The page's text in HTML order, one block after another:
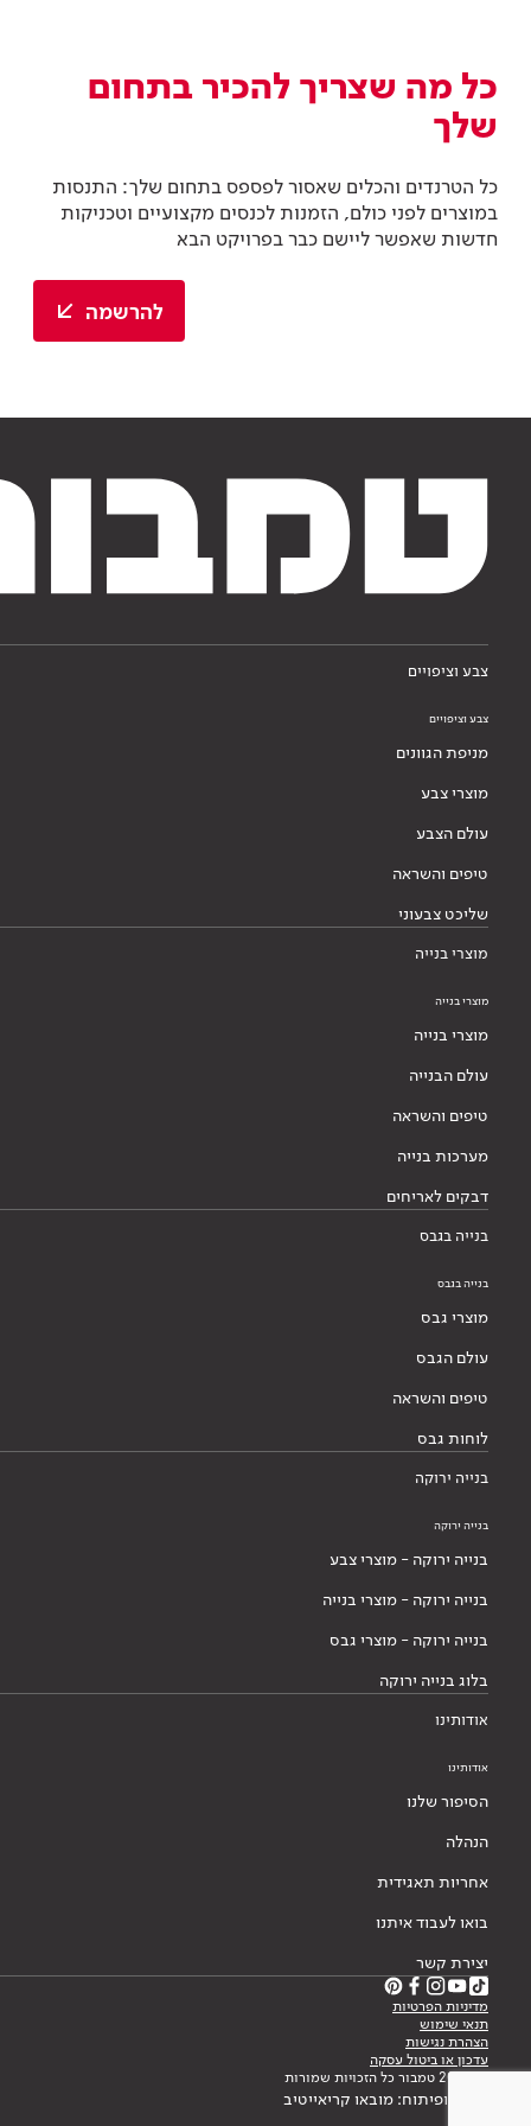
כל מה שצריך להכיר בתחום
שלך
כל הטרנדים והכלים שאסור לפספס בתחום שלך: התנסות
במוצרים לפני כולם, הזמנות לכנסים מקצועיים וטכניקות
חדשות שאפשר ליישם כבר בפרויקט הבא
להרשמה
צבע וציפויים
צבע וציפויים
מניפת הגוונים
מוצרי צבע
עולם הצבע
טיפים והשראה
שליכט צבעוני
מוצרי בנייה
מוצרי בנייה
מוצרי בנייה
עולם הבנייה
טיפים והשראה
מערכות בנייה
דבקים לאריחים
בנייה בגבס
בנייה בגבס
מוצרי גבס
עולם הגבס
טיפים והשראה
לוחות גבס
בנייה ירוקה
בנייה ירוקה
בנייה ירוקה - מוצרי צבע
בנייה ירוקה - מוצרי בנייה
בנייה ירוקה - מוצרי גבס
בלוג בנייה ירוקה
אודותינו
אודותינו
הסיפור שלנו
הנהלה
אחריות תאגידית
בואו לעבוד איתנו
יצירת קשר
מדיניות הפרטיות
תנאי שימוש
הצהרת נגישות
עדכון או ביטול עסקה
עיצוב ופיתוח: מובאו קריאייטיב